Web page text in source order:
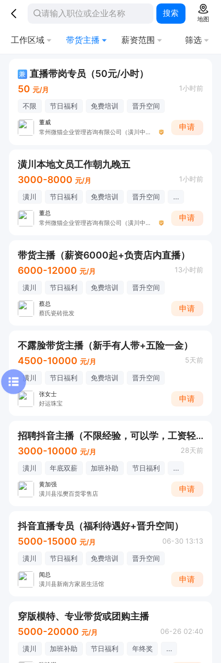
搜索
地图
工作区域 带货主播 薪资范围 筛选
兼 直播带岗专员（50元/小时）
50 元/月 1小时前
不限 节日福利 免费培训 晋升空间
董威
常州微猫企业管理咨询有限公司（潢川中创新航）
申请
潢川本地文员工作朝九晚五
3000-8000 元/月 1小时前
潢川 节日福利 免费培训 晋升空间 ...
董总
常州微猫企业管理咨询有限公司（潢川中创新航）
申请
带货主播（薪资6000起+负责店内直播）
6000-12000 元/月 13小时前
潢川 节日福利 免费培训 晋升空间
蔡总
蔡氏瓷砖批发
申请
不露脸带货主播（新手有人带+五险一金）
4500-10000 元/月 5天前
潢川 节日福利 免费培训 晋升空间
张女士
好运珠宝
申请
招聘抖音主播（不限经验，可以学，工资轻松）
3000-10000 元/月 28天前
潢川 年底双薪 加班补助 节日福利 ...
黄加强
潢川县泓樊百货零售店
申请
抖音直播专员（福利待遇好+晋升空间）
5000-15000 元/月 06-30 13:13
潢川 节日福利 免费培训 晋升空间
闻总
潢川县新南方家居生活馆
申请
穿版模特、专业带货或团购主播
5000-20000 元/月 06-26 02:40
潢川 加班补助 节日福利 年终奖 ...